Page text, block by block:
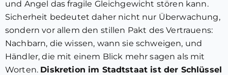
und Angel das fragile Gleichgewicht stören kann.
Sicherheit bedeutet daher nicht nur Überwachung,
sondern vor allem den stillen Pakt des Vertrauens:
Nachbarn, die wissen, wann sie schweigen, und
Händler, die mit einem Blick mehr sagen als mit
Worten. Diskretion im Stadtstaat ist der Schlüssel